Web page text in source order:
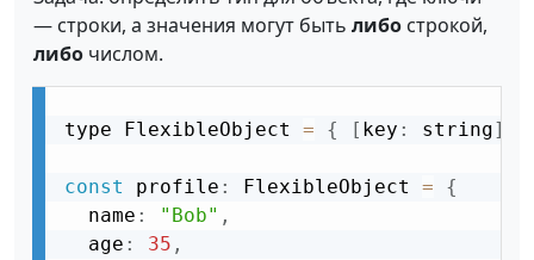
— строки, а значения могут быть либо строкой,
либо числом.
type FlexibleObject = { [ key : string]
const profile : FlexibleObject =
{
  name
: "Bob" ,
  age
: 35 ,